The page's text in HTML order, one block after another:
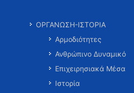
ΟΡΓΑΝΩΣΗ-ΙΣΤΟΡΙΑ
Αρμοδιότητες
Ανθρώπινο Δυναμικό
Επιχειρησιακά Μέσα
Ιστορία